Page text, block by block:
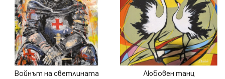
Войнът на светлината Любовен танц